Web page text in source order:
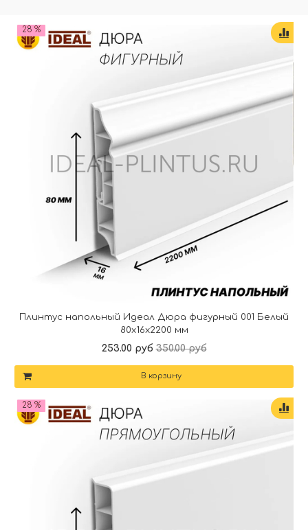
28 %
Плинтус напольный Идеал Дюра фигурный 001 Белый
80x16x2200 мм
253.00 руб 350.00 руб
В корзину
28 %